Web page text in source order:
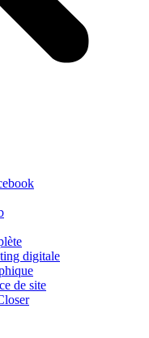
digitale
de site